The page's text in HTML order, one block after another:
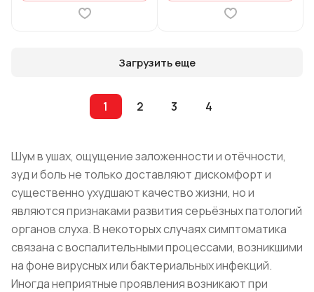
Загрузить еще
1 2 3 4
Шум в ушах, ощущение заложенности и отёчности,
зуд и боль не только доставляют дискомфорт и
существенно ухудшают качество жизни, но и
являются признаками развития серьёзных патологий
органов слуха. В некоторых случаях симптоматика
связана с воспалительными процессами, возникшими
на фоне вирусных или бактериальных инфекций.
Иногда неприятные проявления возникают при